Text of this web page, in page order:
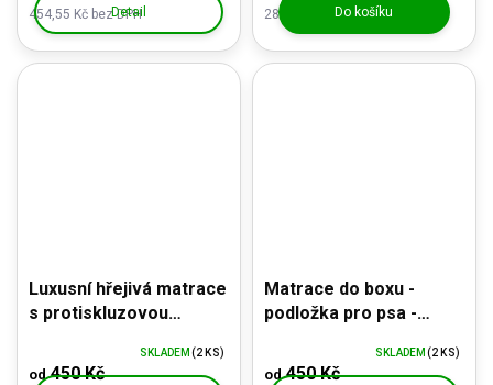
454,55 Kč bez DPH
Detail 289,26 Kč bez DPH
Do košíku
Luxusní hřejivá matrace
s protiskluzovou
od450 Kč
SKLADEM (2 KS)
Matrace do boxu -
podložka pro psa -
od450 Kč
SKLADEM (2 KS)